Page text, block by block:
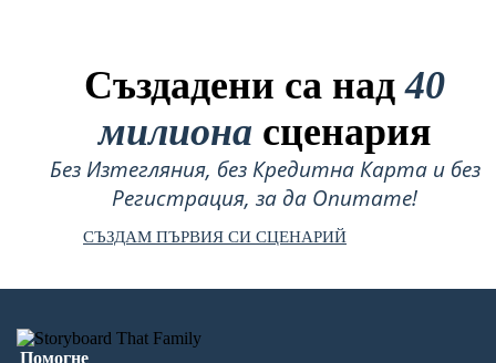
Създадени са над40
милиона сценария
Без Изтегляния, без Кредитна Карта и без
Регистрация, за да Опитате!
СЪЗДАМ ПЪРВИЯ СИ СЦЕНАРИЙ
Помогне